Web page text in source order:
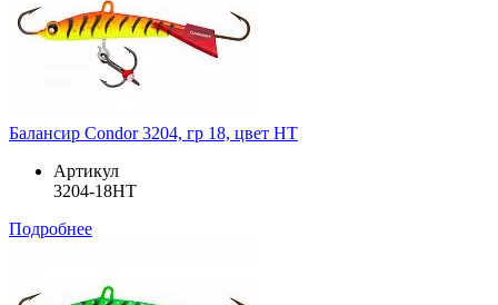
Балансир Condor 3204, гр 18, цвет HT
Артикул
3204-18HT
Подробнее